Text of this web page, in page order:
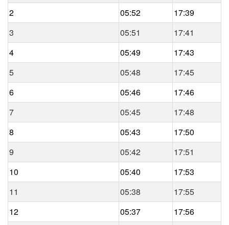
2
05:52
17:39
3
05:51
17:41
4
05:49
17:43
5
05:48
17:45
6
05:46
17:46
7
05:45
17:48
8
05:43
17:50
9
05:42
17:51
10
05:40
17:53
11
05:38
17:55
12
05:37
17:56